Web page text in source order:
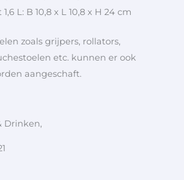
L: B 10,8 x L 10,8 x H 24 cm
zoals grijpers, rollators,
etc. kunnen er ook
aangeschaft.
Drinken,